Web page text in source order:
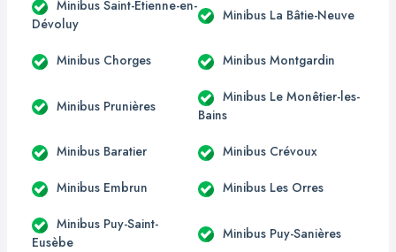
Minibus Saint-Étienne-en-
Dévoluy
Minibus La Bâtie-Neuve
Minibus Chorges Minibus Montgardin
Minibus Prunières
Minibus Le Monêtier-les-
Bains
Minibus Baratier Minibus Crévoux
Minibus Embrun Minibus Les Orres
Minibus Puy-Saint-
Eusèbe
Minibus Puy-Sanières